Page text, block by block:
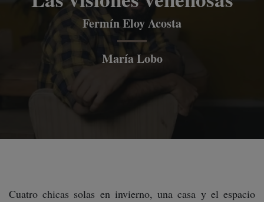
Fermín Eloy Acosta
María Lobo
Cuatro chicas solas en invierno, una casa y el espacio